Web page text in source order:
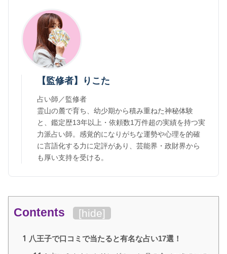
【監修者】りこた
占い師／監修者
霊山の麓で育ち、幼少期から積み重ねた神秘体験
と、鑑定歴13年以上・依頼数1万件超の実績を持つ実
力派占い師。感覚的になりがちな運勢や心理を的確
に言語化する力に定評があり、芸能界・政財界から
も厚い支持を受ける。
Contents [hide]
1 八王子で口コミで当たると有名な占い17選！